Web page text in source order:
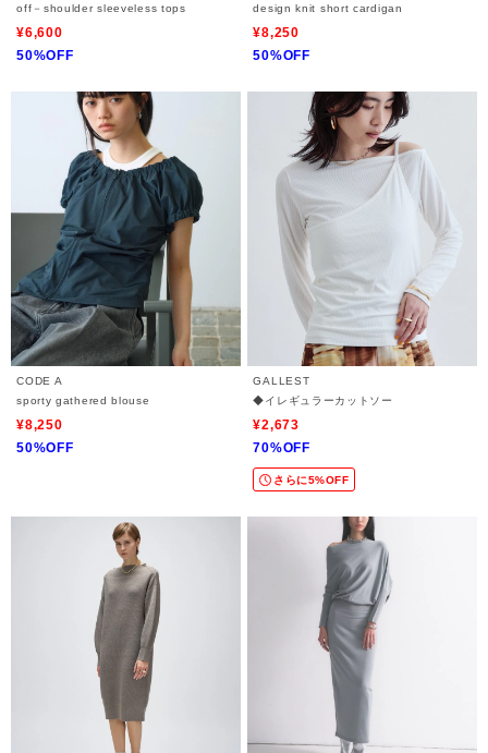
off－shoulder sleeveless tops
¥6,600
50%OFF
design knit short cardigan
¥8,250
50%OFF
CODE A
sporty gathered blouse
¥8,250
50%OFF
GALLEST
◆イレギュラーカットソー
¥2,673
70%OFF
さらに5%OFF